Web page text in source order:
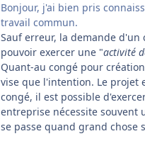
Bonjour, j'ai bien pris
travail commun.
Sauf erreur, la demande d'un
pouvoir exercer une "activité
Quant-au congé pour
vise que l'intention. Le projet
congé, il est possible
entreprise nécessite souvent
se passe quand grand chose